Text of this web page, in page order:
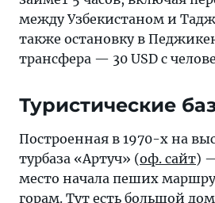
между Узбекистаном и
также остановку в
трансфера — 30 USD с
Туристические
Построенная в 1970-х на
турбаза «Артуч» (оф. сайт)
место начала пеших
горам. Тут есть большой